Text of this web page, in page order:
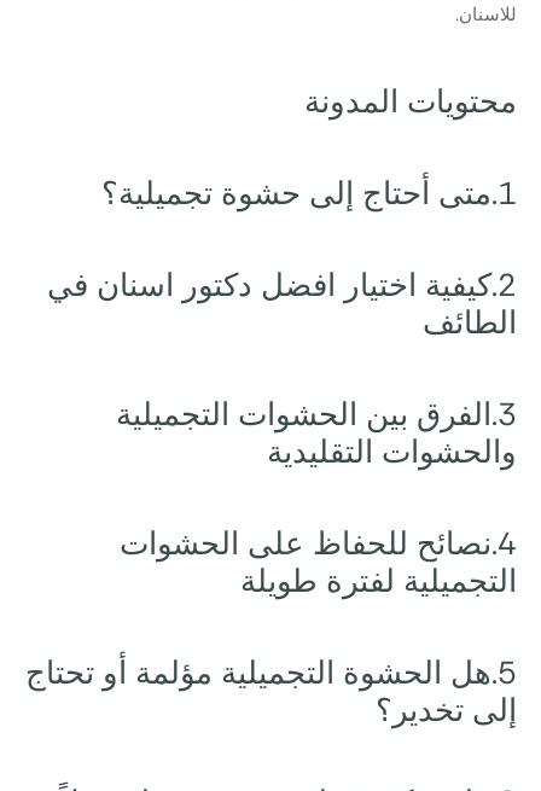
للاسنان.
محتويات المدونة
1.متى أحتاج إلى حشوة تجميلية؟
2.كيفية اختيار افضل دكتور اسنان في
الطائف
3.الفرق بين الحشوات التجميلية
والحشوات التقليدية
4.نصائح للحفاظ على الحشوات
التجميلية لفترة طويلة
5.هل الحشوة التجميلية مؤلمة أو تحتاج
إلى تخدير؟